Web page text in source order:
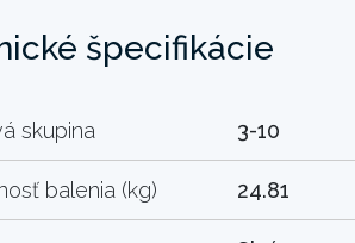
špecifikácie
skupina 3-10
balenia (kg) 24.81